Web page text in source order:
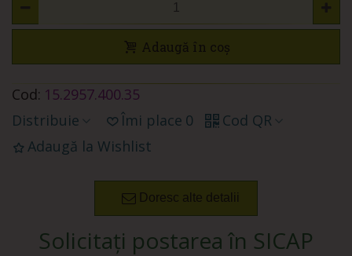
Adaugă în coș
Cod: 15.2957.400.35
Distribuie
Îmi place 0
Cod QR
Adaugă la Wishlist
Doresc alte detalii
Solicitați postarea în SICAP